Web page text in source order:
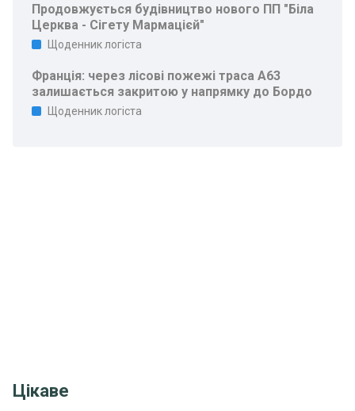
Продовжується будівництво нового ПП "Біла
Церква - Сігету Мармацієй"
Щоденник логіста
Франція: через лісові пожежі траса A63
залишається закритою у напрямку до Бордо
Щоденник логіста
Цікаве